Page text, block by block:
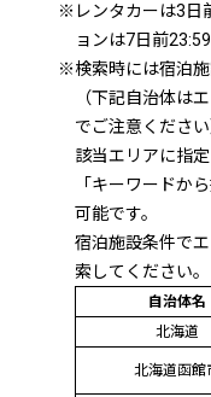
※レンタカーは3日
ョンは7日前
※検索時には宿泊施
（下記自治体は
でご注意ください
該当エリアに指
「キーワードか
可能です。
宿泊施設条件で
索してください。
自治体名
北海道
北海道函館